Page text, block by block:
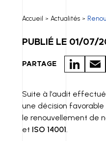
Accueil > Actualités >
PUBLIÉ LE 01/07/
PARTAGE
LI
K
E
E
A
IL
Suite à l’audit
une décision
le renouvellement de
et ISO 14001.